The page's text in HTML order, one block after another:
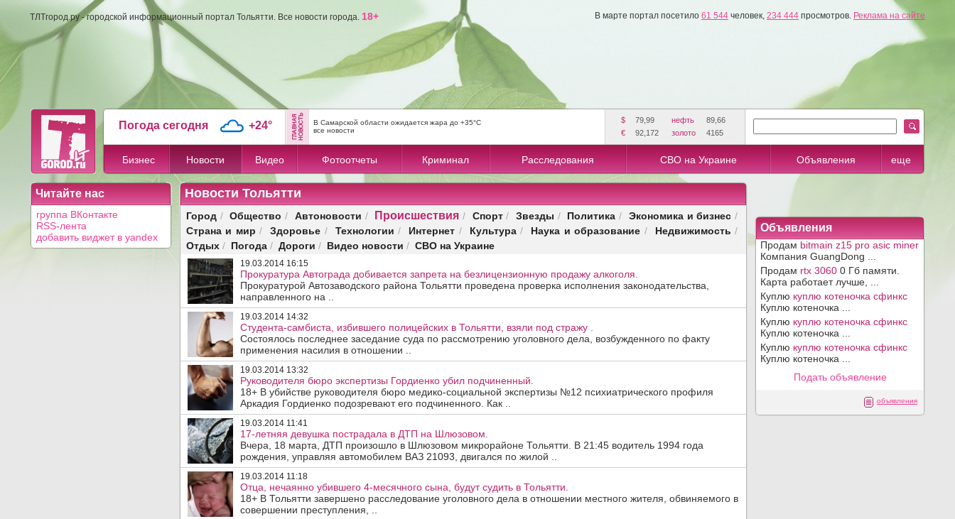
ТЛТгород.ру - городской информационный портал Тольятти. Все новости города. 18+ В марте портал посетило 61 544 человек, 234 444 просмотров. Реклама на сайте
Погода сегодня +24°
В Самарской области ожидается жара до +35°C
все новости
$ 79,99 нефть
89,66
€
92,172 золото 4165
Бизнес Новости Видео Фотоотчеты Криминал Расследования СВО на Украине Объявления еще
Читайте нас
группа ВКонтакте
RSS-лента
добавить виджет в yandex
Новости Тольятти
Город / Общество / Автоновости / Происшествия / Спорт/ Звезды / Политика / Экономика и бизнес /
Страна и мир / Здоровье / Технологии / Интернет / Культура/ Наука и образование / Недвижимость /
Отдых / Погода / Дороги / Видео новости / СВО на Украине
19.03.2014 16:15
Прокуратура Автограда добивается запрета на безлицензионную продажу алкоголя.
Прокуратурой Автозаводского района Тольятти проведена проверка исполнения законодательства,
направленного на ..
19.03.2014 14:32
Студента-самбиста, избившего полицейских в Тольятти, взяли под стражу .
Состоялось последнее заседание суда по рассмотрению уголовного дела, возбужденного по факту
применения насилия в отношении ..
19.03.2014 13:32
Руководителя бюро экспертизы Гордиенко убил подчиненный.
18+ В убийстве руководителя бюро медико-социальной экспертизы №12 психиатрического профиля
Аркадия Гордиенко подозревают его подчиненного. Как ..
19.03.2014 11:41
17-летняя девушка пострадала в ДТП на Шлюзовом.
Вчера, 18 марта, ДТП произошло в Шлюзовом микрорайоне Тольятти. В 21:45 водитель 1994 года
рождения, управляя автомобилем ВАЗ 21093, двигался по жилой ..
19.03.2014 11:18
Отца, нечаянно убившего 4-месячного сына, будут судить в Тольятти.
18+ В Тольятти завершено расследование уголовного дела в отношении местного жителя, обвиняемого в
совершении преступления, ..
Объявления
Продам bitmain z15 pro asic miner
Компания GuangDong ...
Продам rtx 3060 0 Гб памяти.
Карта работает лучше, ...
Куплю куплю котеночка сфинкс
Куплю котеночка ...
Куплю куплю котеночка сфинкс
Куплю котеночка ...
Куплю куплю котеночка сфинкс
Куплю котеночка ...
Подать объявление
объявления